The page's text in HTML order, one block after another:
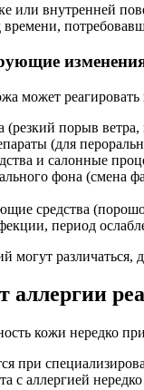
или внутренней
времени,
может
(резкий порыв
(для
и салонные
фона (смена
средства
период
различаться,
аллергии
кожи нередко
при
с аллергией